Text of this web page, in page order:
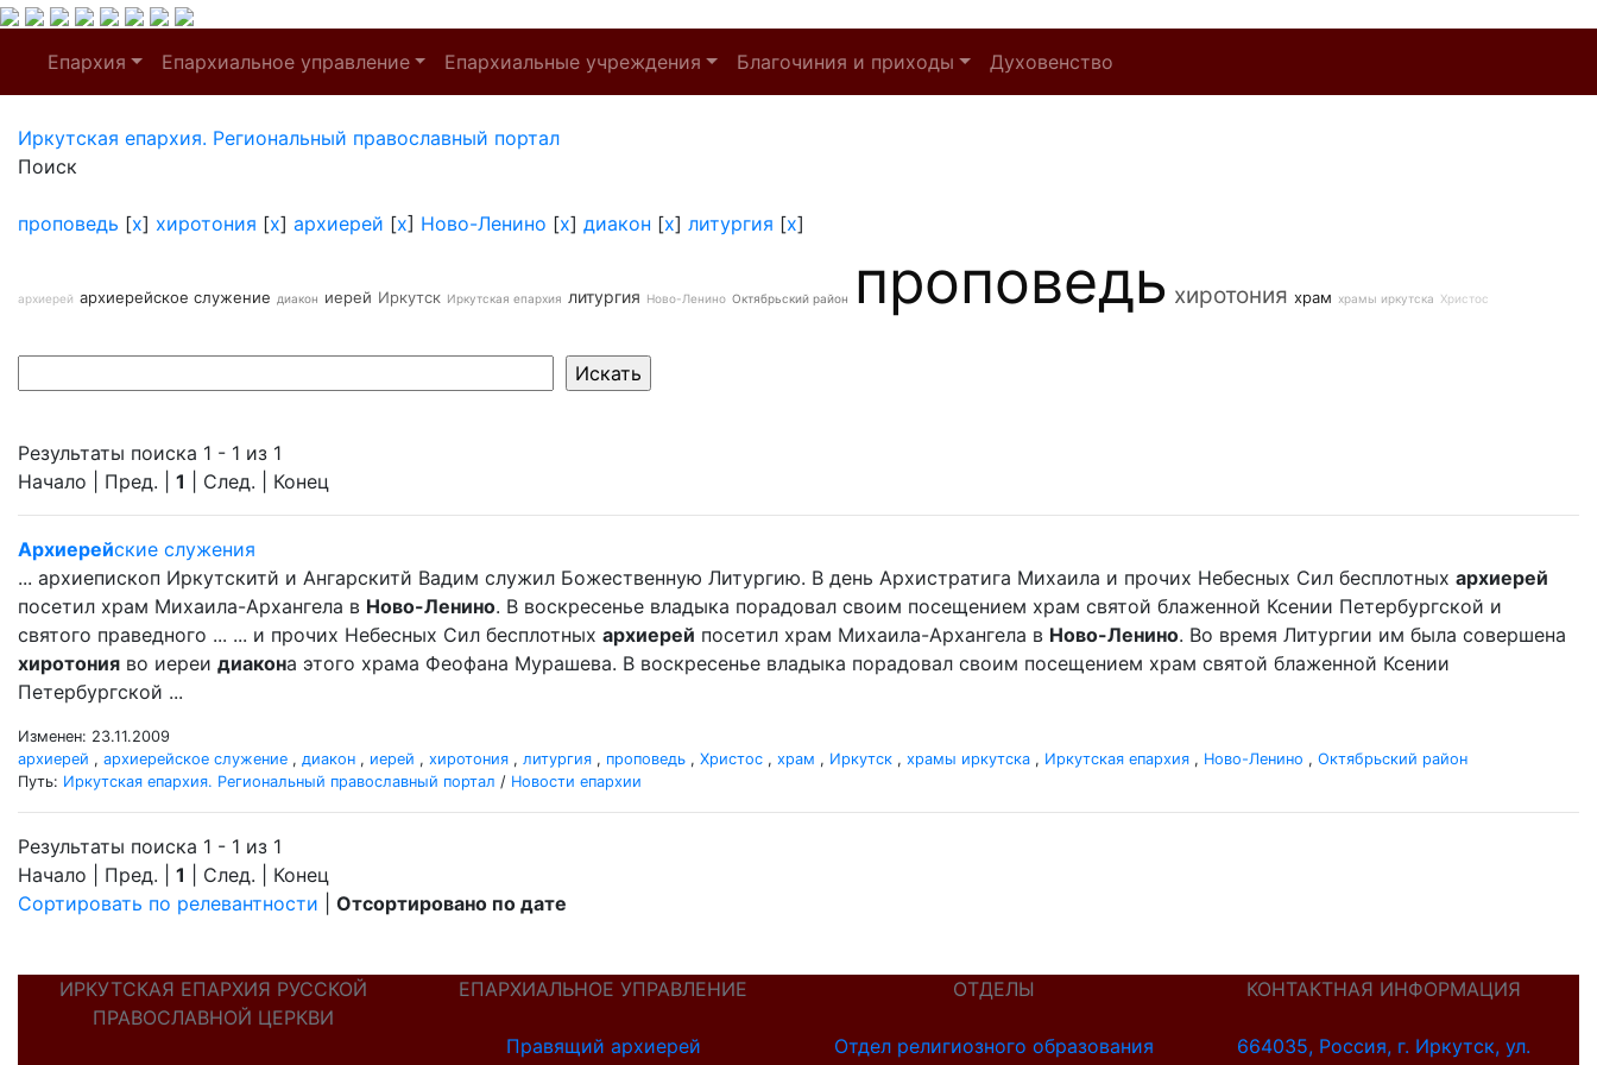
Епархия Епархиальное управление Епархиальные учреждения Благочиния и приходы Духовенство
Иркутская епархия. Региональный православный портал
Поиск
проповедь [x] хиротония [x] архиерей [x] Ново-Ленино [x] диакон [x] литургия [x]
архиерей архиерейское служение диакон иерей Иркутск Иркутская епархия литургия Ново-Ленино Октябрьский район проповедь хиротония храм храмы иркутска Христос
Результаты поиска 1 - 1 из 1
Начало | Пред. | 1 | След. | Конец
Архиерейские служения
... архиепископ Иркутскитй и Ангарскитй Вадим служил Божественную Литургию. В день Архистратига Михаила и прочих Небесных Сил бесплотных архиерей
посетил храм Михаила-Архангела в Ново-Ленино. В воскресенье владыка порадовал своим посещением храм святой блаженной Ксении Петербургской и
святого праведного ... ... и прочих Небесных Сил бесплотных архиерей посетил храм Михаила-Архангела в Ново-Ленино. Во время Литургии им была совершена
хиротония во иереи диакона этого храма Феофана Мурашева. В воскресенье владыка порадовал своим посещением храм святой блаженной Ксении
Петербургской ...
Изменен: 23.11.2009
архиерей , архиерейское служение , диакон , иерей , хиротония , литургия , проповедь , Христос , храм , Иркутск , храмы иркутска , Иркутская епархия , Ново-Ленино , Октябрьский район
Путь: Иркутская епархия. Региональный православный портал / Новости епархии
Результаты поиска 1 - 1 из 1
Начало | Пред. | 1 | След. | Конец
Сортировать по релевантности
Отсортировано по дате
ИРКУТСКАЯ ЕПАРХИЯ РУССКОЙ
ПРАВОСЛАВНОЙ ЦЕРКВИ
ЕПАРХИАЛЬНОЕ УПРАВЛЕНИЕ
Правящий архиерей
ОТДЕЛЫ
Отдел религиозного образования
КОНТАКТНАЯ ИНФОРМАЦИЯ
664035, Россия, г. Иркутск, ул.